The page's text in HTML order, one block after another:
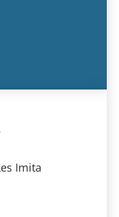
Imita